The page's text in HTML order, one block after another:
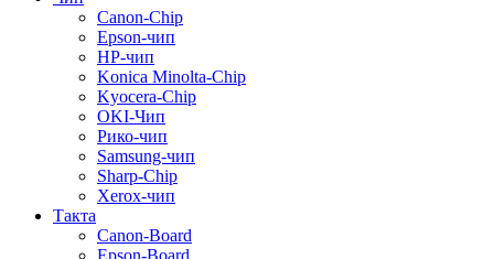
Canon-Chip
Epson-чип
HP-чип
Konica Minolta-Chip
Kyocera-Chip
OKI-Чип
Рико-чип
Samsung-чип
Sharp-Chip
Xerox-чип
Такта
Canon-Board
Epson-Board